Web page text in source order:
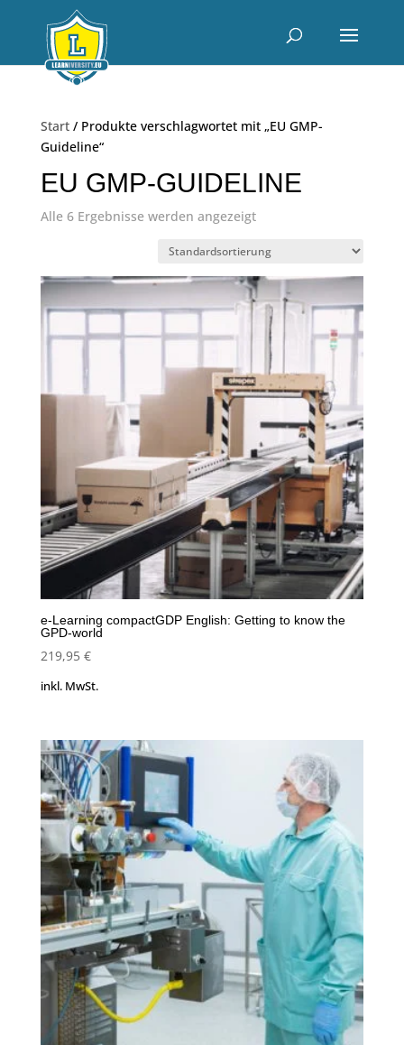
Start/ Produkte verschlagwortet mit „EU GMP-
Guideline“
EU GMP-GUIDELINE
Alle 6 Ergebnisse werden angezeigt
e-Learning compactGDP English: Getting to know the
GPD-world
219,95 €
inkl. MwSt.